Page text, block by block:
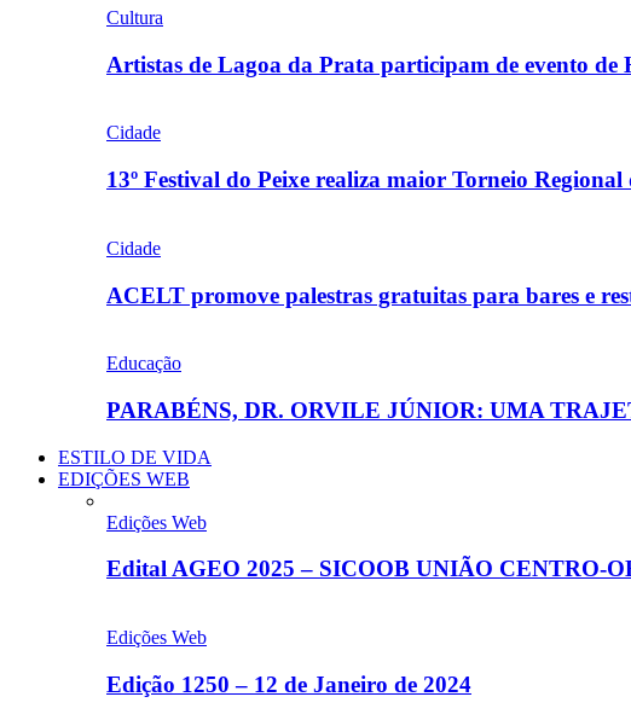
Cultura
Artistas de Lagoa da Prata participam de evento
Cidade
13º Festival do Peixe realiza maior Torneio Regional
Cidade
ACELT promove palestras gratuitas para bares e
Educação
PARABÉNS, DR. ORVILE JÚNIOR: UMA
ESTILO DE VIDA
EDIÇÕES WEB
Edições Web
Edital AGEO 2025 – SICOOB UNIÃO CENTRO-
Edições Web
Edição 1250 – 12 de Janeiro de 2024